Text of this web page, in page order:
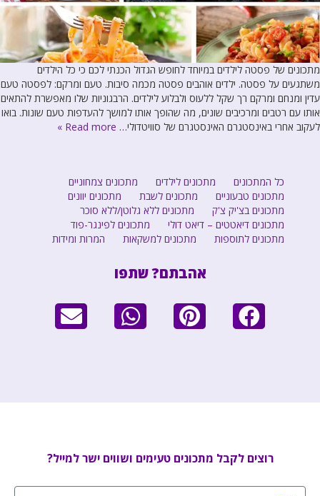
מתכונים של פסטה לילדים במיוחד לחופש הגדול הכנתי לכם כי כל הילדים
משתגעים על פסטה. ילדים אוהבים פסטה מכמה סיבות. טעם ומרקם: לפסטה טעם
עדין ומנחם ומרקם רך שקל ללעוס ולבלוע לילדים. הרבגוניות שלו מאפשרת להתאים
אותו עם רטבים ומרכיבים שונים, מה שהופך אותו למושך להעדפות טעם שונות. בואו
לעקוב אחרי באינסטגרם האינסטגרם של סוויטדולי… Read more »
כל המתכונים מתכונים לילדים
מתכונים צמחוניים
מתכונים טבעוניים
מתכונים לשבת
מתכונים יוונים
מתכונים בצ'יק צ'ק
מתכונים ללא גלוטן/ללא סוכר
מתכונים דיאטטים – דיאט דולי
מתכונים לפינגר-פוד
מתכונים לתוספות
מתכונים למשקאות המרות ומידות
אהבתם? שתפו
רוצים לקבל מתכונים טעימים ושווים ישר למייל?